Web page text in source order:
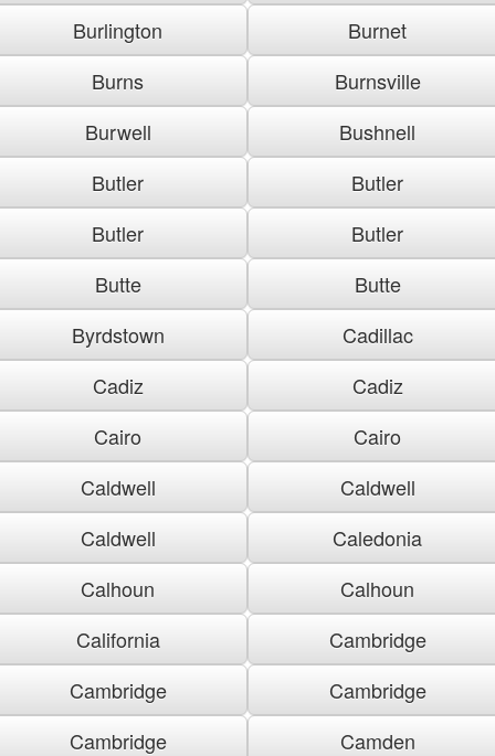
Burlington
Burnet
Burns
Burnsville
Burwell
Bushnell
Butler
Butler
Butler
Butler
Butte
Butte
Byrdstown
Cadillac
Cadiz
Cadiz
Cairo
Cairo
Caldwell
Caldwell
Caldwell
Caledonia
Calhoun
Calhoun
California
Cambridge
Cambridge
Cambridge
Cambridge
Camden